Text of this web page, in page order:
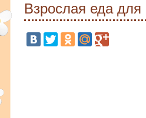
Взрослая еда для